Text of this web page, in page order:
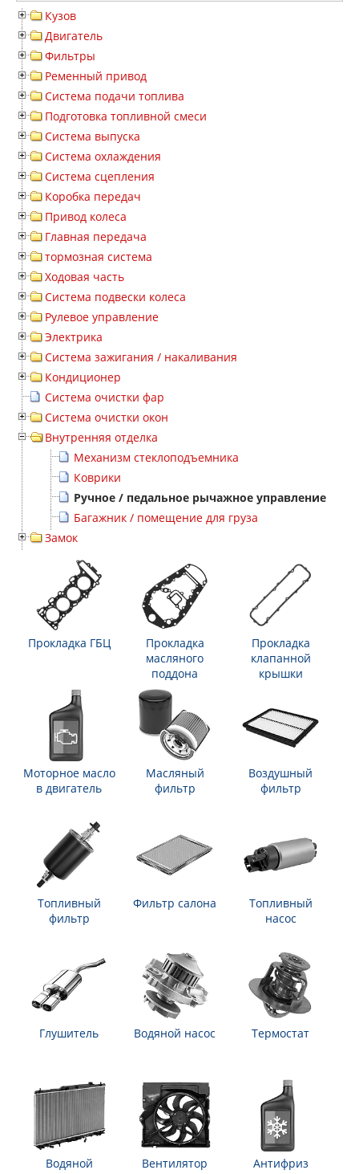
Кузов
Двигатель
Фильтры
Ременный привод
Система подачи топлива
Подготовка топливной смеси
Система выпуска
Система охлаждения
Система сцепления
Коробка передач
Привод колеса
Главная передача
тормозная система
Ходовая часть
Система подвески колеса
Рулевое управление
Электрика
Система зажигания / накаливания
Кондиционер
Система очистки фар
Система очистки окон
Внутренняя отделка
Механизм стеклоподъемника
Коврики
Ручное / педальное рычажное управление
Багажник / помещение для груза
Замок
Прокладка ГБЦ
Прокладка
масляного
поддона
Прокладка
клапанной
крышки
Моторное масло
в двигатель
Масляный
фильтр
Воздушный
фильтр
Топливный
фильтр
Фильтр салона
Топливный
насос
Глушитель Водяной насос Термостат
Водяной
Вентилятор
Антифриз